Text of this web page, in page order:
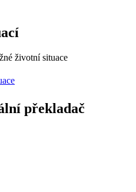
životní situace
překladač